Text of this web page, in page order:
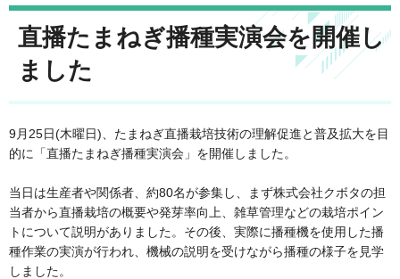
直播たまねぎ播種実演会を開催し
ました
9月25日(木曜日)、たまねぎ直播栽培技術の理解促進と普及拡大を目
的に「直播たまねぎ播種実演会」を開催しました。
当日は生産者や関係者、約80名が参集し、まず株式会社クボタの担
当者から直播栽培の概要や発芽率向上、雑草管理などの栽培ポイン
トについて説明がありました。その後、実際に播種機を使用した播
種作業の実演が行われ、機械の説明を受けながら播種の様子を見学
しました。